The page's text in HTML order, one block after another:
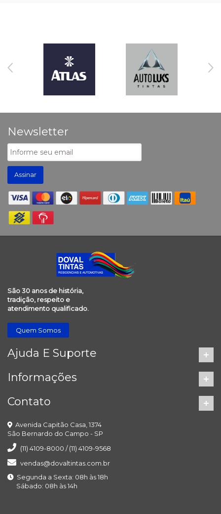
Newsletter
Assinar
São 30 anos de história,
tradição, respeito e
atendimento qualificado.
Quem Somos
Ajuda E Suporte
Informações
Contato
Avenida Capitão Casa, 1374
São Bernardo do Campo - SP
(11) 4109-8000 / (11) 4109-9568
vendas@dovaltintas.com.br
Segunda a Sexta: 08h às 18h
Sábado: 08h às 14h